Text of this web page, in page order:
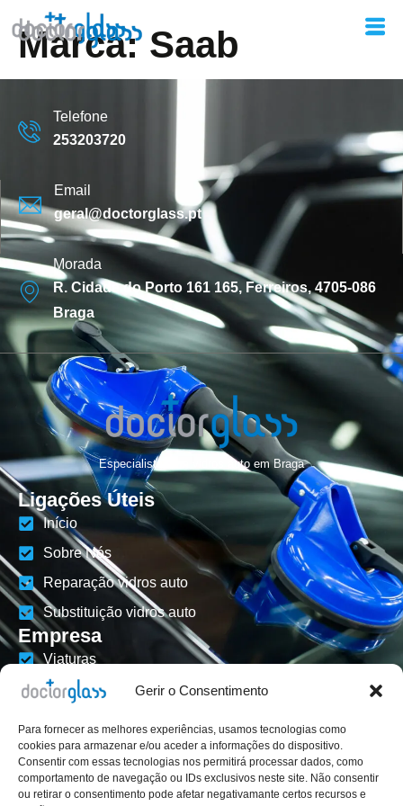
Gerir o Consentimento
Para fornecer as melhores experiências, usamos tecnologias como
cookies para armazenar e/ou aceder a informações do dispositivo.
Consentir com essas tecnologias nos permitirá processar dados, como
comportamento de navegação ou IDs exclusivos neste site. Não consentir
ou retirar o consentimento pode afetar negativamante certos recursos e
Marca:Saab
Telefone
253203720
Email
geral@doctorglass.pt
Morada
R. Cidade do Porto 161 165, Ferreiros, 4705-086
Braga
Especialistas em vidros auto em Braga
Ligações Úteis
Início
Sobre Nós
Reparação vidros auto
Substituição vidros auto
Empresa
Viaturas
Contactos
Políticas de Privacidade
Social